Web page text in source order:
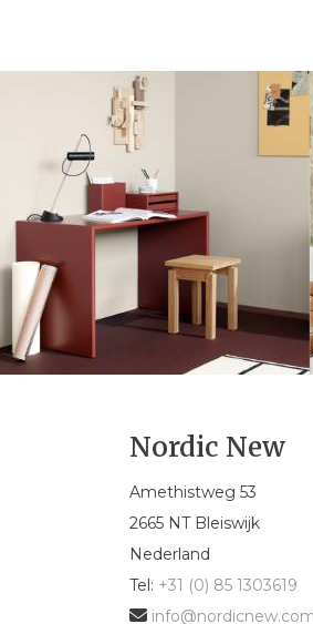
Nordic New
Amethistweg 53
2665 NT Bleiswijk
Nederland
Tel: +31 (0) 85 1303619